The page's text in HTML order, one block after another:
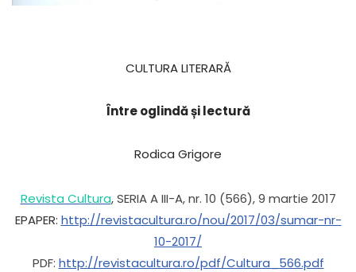
CULTURA LITERARĂ
Între oglindă și lectură
Rodica Grigore
Revista Cultura, SERIA A III-A, nr. 10 (566), 9 martie 2017
EPAPER: http://revistacultura.ro/nou/2017/03/sumar-nr-
10-2017/
PDF: http://revistacultura.ro/pdf/Cultura_566.pdf